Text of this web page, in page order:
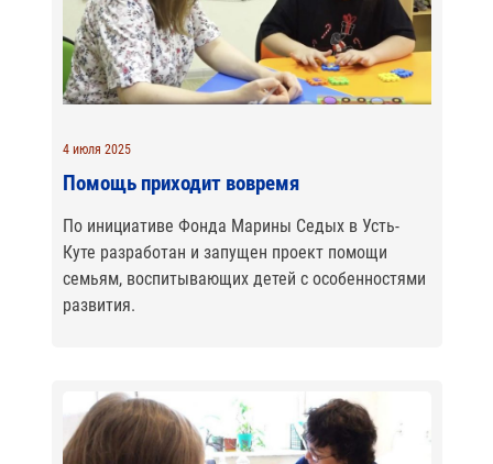
4 июля 2025
Помощь приходит вовремя
По инициативе Фонда Марины Седых в Усть-
Куте разработан и запущен проект помощи
семьям, воспитывающих детей с особенностями
развития.